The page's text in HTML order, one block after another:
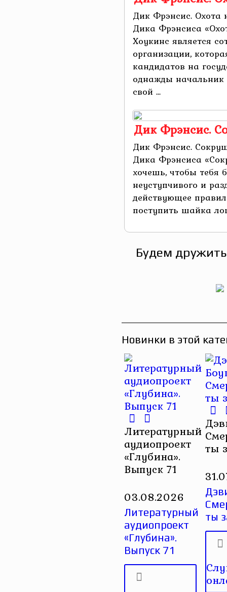
Дик Фрэнсис. Охота
Дика Фрэнсиса
Хоукинс является
организации,
кандидатов на
однажды
свой ...
Дик Фрэнсис.
Дик Фрэнсис.
Дика Фрэнсиса
хочешь, чтобы тебя
неуступчивого и
действующее
поступить шайка
Будем
Новинки в этой
Литературный
аудиопроект
«Глубина».
Выпуск 71
03.08.2026
Литературный
аудиопроект
«Глубина».
Выпуск 71
ты
ты